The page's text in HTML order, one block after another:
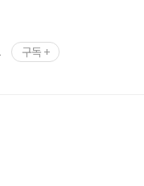
구독 +